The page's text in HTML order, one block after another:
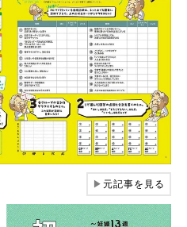
▶元記事を見る